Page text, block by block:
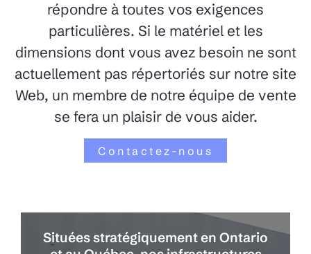
répondre à toutes vos exigences
particulières. Si le matériel et les
dimensions dont vous avez besoin ne sont
actuellement pas répertoriés sur notre site
Web, un membre de notre équipe de vente
se fera un plaisir de vous aider.
Contactez-nous
Situées stratégiquement en Ontario